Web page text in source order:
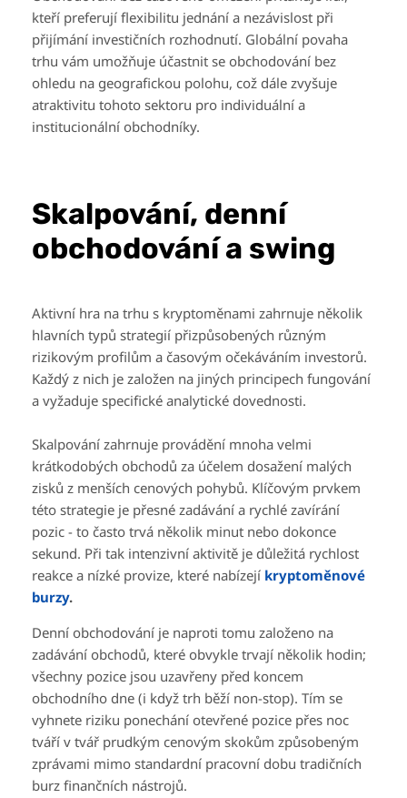
kteří preferují flexibilitu jednání a nezávislost při
přijímání investičních rozhodnutí. Globální povaha
trhu vám umožňuje účastnit se obchodování bez
ohledu na geografickou polohu, což dále zvyšuje
atraktivitu tohoto sektoru pro individuální a
institucionální obchodníky.
Skalpování, denní
obchodování a swing
Aktivní hra na trhu s kryptoměnami zahrnuje několik
hlavních typů strategií přizpůsobených různým
rizikovým profilům a časovým očekáváním investorů.
Každý z nich je založen na jiných principech fungování
a vyžaduje specifické analytické dovednosti.
Skalpování zahrnuje provádění mnoha velmi
krátkodobých obchodů za účelem dosažení malých
zisků z menších cenových pohybů. Klíčovým prvkem
této strategie je přesné zadávání a rychlé zavírání
pozic - to často trvá několik minut nebo dokonce
sekund. Při tak intenzivní aktivitě je důležitá rychlost
reakce a nízké provize, které nabízejí kryptoměnové
burzy.
Denní obchodování je naproti tomu založeno na
zadávání obchodů, které obvykle trvají několik hodin;
všechny pozice jsou uzavřeny před koncem
obchodního dne (i když trh běží non-stop). Tím se
vyhnete riziku ponechání otevřené pozice přes noc
tváří v tvář prudkým cenovým skokům způsobeným
zprávami mimo standardní pracovní dobu tradičních
burz finančních nástrojů.